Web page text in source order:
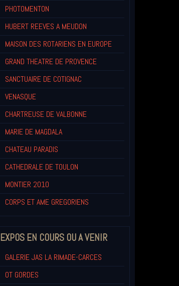
PHOTOMENTON
HUBERT REEVES A MEUDON
MAISON DES ROTARIENS EN EUROPE
GRAND THEATRE DE PROVENCE
SANCTUAIRE DE COTIGNAC
VENASQUE
CHARTREUSE DE VALBONNE
MARIE DE MAGDALA
CHATEAU PARADIS
CATHEDRALE DE TOULON
MONTIER 2010
CORPS ET AME GREGORIENS
EXPOS EN COURS OU A VENIR
GALERIE JAS LA RIMADE-CARCES
OT GORDES